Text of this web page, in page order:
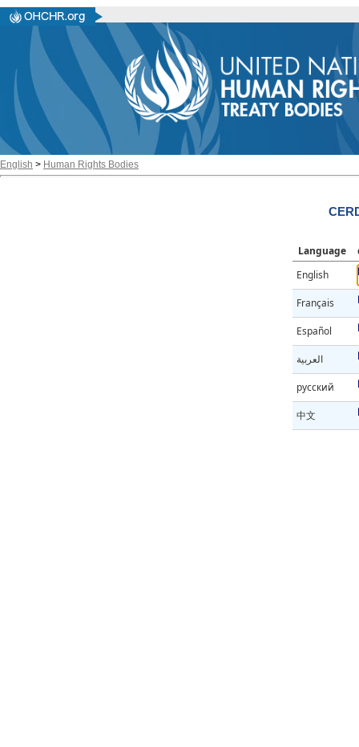
English > Human Rights Bodies
Language
English
Français
Español
العربية
русский
中文